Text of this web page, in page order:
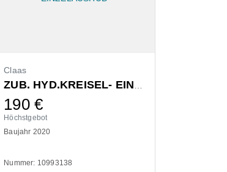
Claas
190€
Höchstgebot
Baujahr 2020
Nummer: 10993138